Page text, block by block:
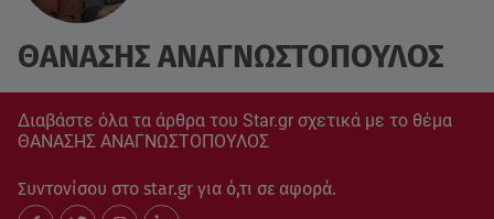
ΘΑΝΑΣΗΣ ΑΝΑΓΝΩΣΤΟΠΟΥΛΟΣ
Διαβάστε όλα τα άρθρα του Star.gr σχετικά με το θέμα
ΘΑΝΑΣΗΣ ΑΝΑΓΝΩΣΤΟΠΟΥΛΟΣ
Συντονίσου στο star.gr για ό,τι σε αφορά.